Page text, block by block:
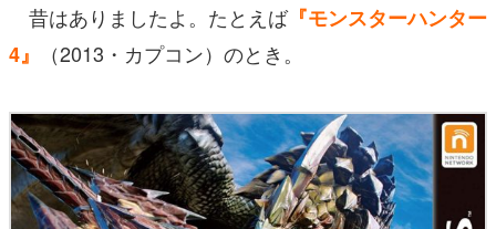
昔はありましたよ。たとえば『モンスターハンター
4』
（2013・カプコン）のとき。